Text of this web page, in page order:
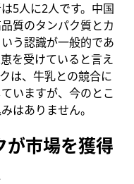
5人に2人です。中国
質のタンパク質とカ
う認識が一般的であ
を受けていると言え
は、牛乳との競合に
いますが、今のとこ
はありません。
が市場を獲得